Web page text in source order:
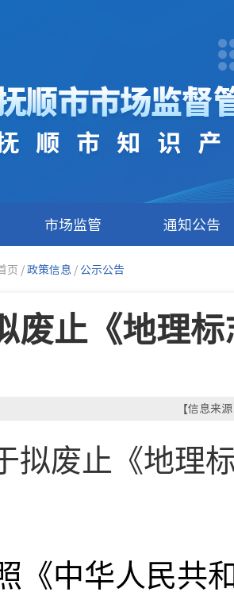
市场监管 通知公告
页 /政策信息 / 公示公告
废止《地理
【信息来
拟废止《地理
《中华人民共